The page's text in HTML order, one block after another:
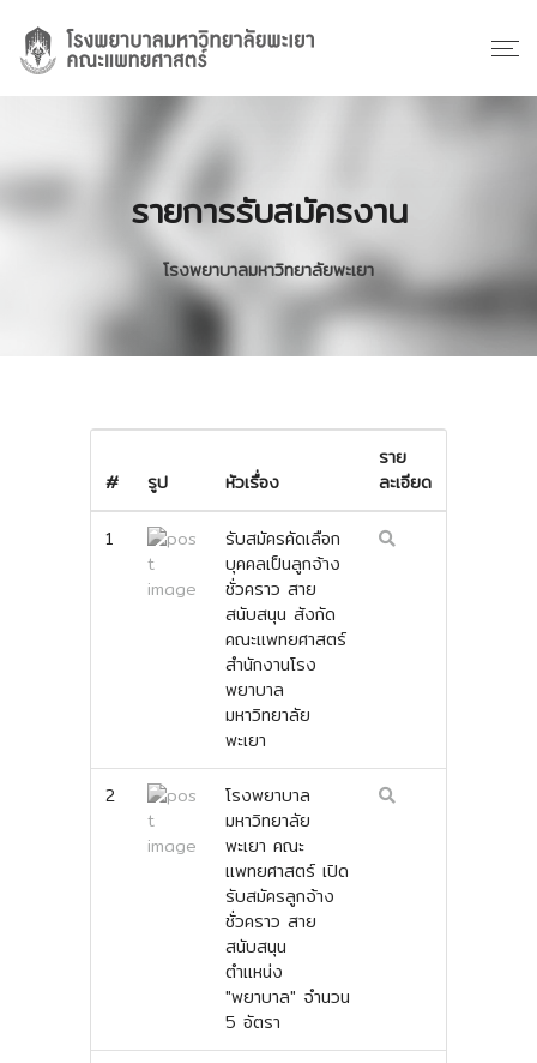
รายการรับสมัครงาน
โรงพยาบาลมหาวิทยาลัยพะเยา
# รูป หัวเรื่อง
ราย
ละเอียด
1
รับสมัครคัดเลือก
บุคคลเป็นลูกจ้าง
ชั่วคราว สาย
สนับสนุน สังกัด
คณะแพทยศาสตร์
สำนักงานโรง
พยาบาล
มหาวิทยาลัย
พะเยา
2
โรงพยาบาล
มหาวิทยาลัย
พะเยา คณะ
แพทยศาสตร์ เปิด
รับสมัครลูกจ้าง
ชั่วคราว สาย
สนับสนุน
ตำแหน่ง
"พยาบาล" จำนวน
5 อัตรา